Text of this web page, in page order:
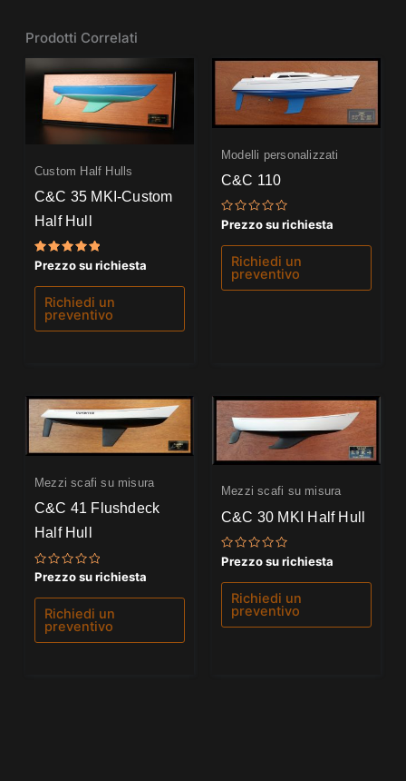
Prodotti Correlati
Custom Half Hulls
C&C 35 MKI-Custom
Half Hull
Valutato
5.00
su 5
Prezzo su richiesta
Richiedi un
preventivo
Modelli personalizzati
C&C 110
Valutato
0
su
Prezzo su richiesta
Richiedi un
preventivo
Mezzi scafi su misura
C&C 41 Flushdeck
Half Hull
Valutato
su
Prezzo su richiesta
Richiedi un
preventivo
Mezzi scafi su misura
C&C 30 MKI Half Hull
Valutato
0
su
Prezzo su richiesta
Richiedi un
preventivo